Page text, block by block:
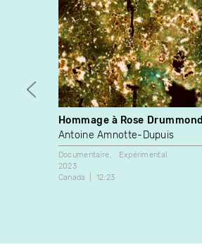
Hommage à Rose Drummond
Antoine Amnotte-Dupuis
Documentaire
Expérimental
2023
Canada
12:23